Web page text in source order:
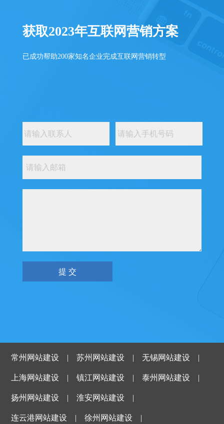
获取2023年互联网营销方案
已成功帮助200家知名企业完成互联网营销转型
常州网站建设 |苏州网站建设 |无锡网站建设 |
上海网站建设 |镇江网站建设 |泰州网站建设 |
扬州网站建设 |淮安网站建设 |
连云港网站建设 |徐州网站建设 |